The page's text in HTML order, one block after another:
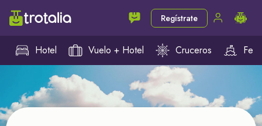
Regístrate
Hotel Vuelo + Hotel Cruceros